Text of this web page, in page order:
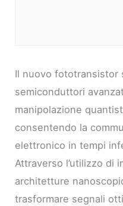
Il nuovo fototransistor
semiconduttori
manipolazione
consentendo la
elettronico in tempi
Attraverso l’utilizzo di
architetture
trasformare segnali